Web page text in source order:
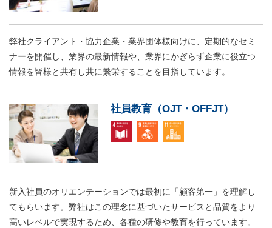
弊社クライアント・協力企業・業界団体様向けに、定期的なセミ
ナーを開催し、業界の最新情報や、業界にかぎらず企業に役立つ
情報を皆様と共有し共に繁栄することを目指しています。
社員教育（OJT・OFFJT）
新入社員のオリエンテーションでは最初に「顧客第一」を理解し
てもらいます。弊社はこの理念に基づいたサービスと品質をより
高いレベルで実現するため、各種の研修や教育を行っています。